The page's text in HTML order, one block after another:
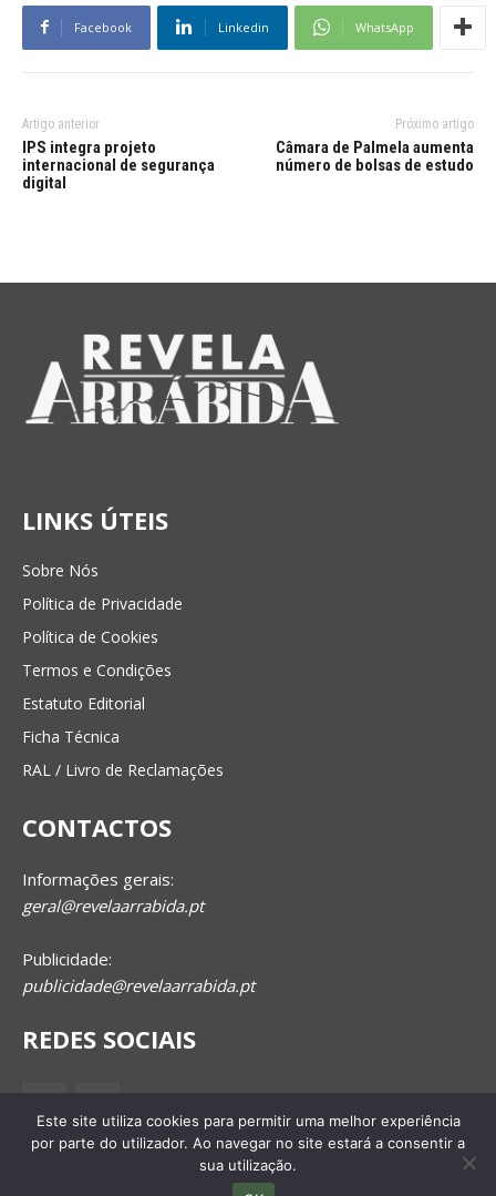
Facebook Linkedin WhatsApp
Artigo anterior
IPS integra projeto
internacional de segurança
digital
Próximo artigo
Câmara de Palmela aumenta
número de bolsas de estudo
LINKS ÚTEIS
Sobre Nós
Política de Privacidade
Política de Cookies
Termos e Condições
Estatuto Editorial
Ficha Técnica
RAL / Livro de Reclamações
CONTACTOS
Informações gerais:
geral@revelaarrabida.pt
Publicidade:
publicidade@revelaarrabida.pt
REDES SOCIAIS
Este site utiliza cookies para permitir uma melhor experiência
por parte do utilizador. Ao navegar no site estará a consentir a
sua utilização.